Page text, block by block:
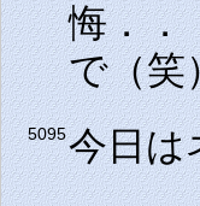
悔．．
で（笑
5095今日は